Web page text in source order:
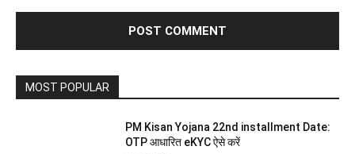
MOST POPULAR
PM Kisan Yojana 22nd installment Date:
OTP आधारित eKYC ऐसे करें